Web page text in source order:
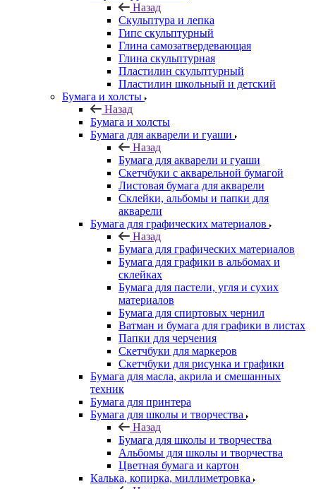
Назад
Скульптура и лепка
Гипс скульптурный
Глина самозатвердевающая
Глина скульптурная
Пластилин скульптурный
Пластилин школьный и детский
Бумага и холсты
Назад
Бумага и холсты
Бумага для акварели и гуаши
Назад
Бумага для акварели и гуаши
Скетчбуки с акварельной бумагой
Листовая бумага для акварели
Склейки, альбомы и папки для
акварели
Бумага для графических материалов
Назад
Бумага для графических материалов
Бумага для графики в альбомах и
склейках
Бумага для пастели, угля и сухих
материалов
Бумага для спиртовых чернил
Ватман и бумага для графики в листах
Папки для черчения
Скетчбуки для маркеров
Скетчбуки для рисунка и графики
Бумага для масла, акрила и смешанных
техник
Бумага для принтера
Бумага для школы и творчества
Назад
Бумага для школы и творчества
Альбомы для школы и творчества
Цветная бумага и картон
Калька, копирка, миллиметровка